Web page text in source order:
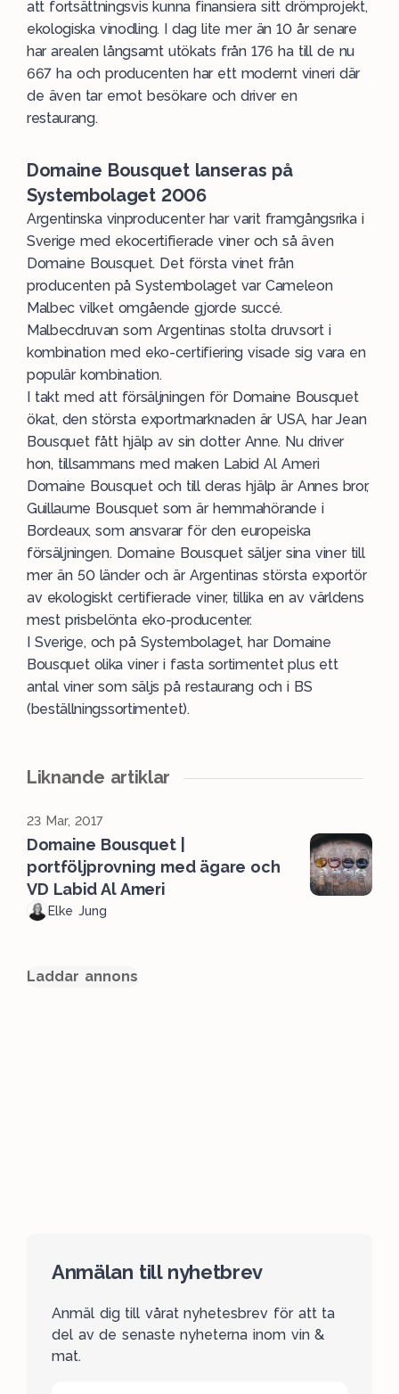
att fortsättningsvis kunna finansiera sitt drömprojekt,
ekologiska vinodling. I dag lite mer än 10 år senare
har arealen långsamt utökats från 176 ha till de nu
667 ha och producenten har ett modernt vineri där
de även tar emot besökare och driver en
restaurang.
Domaine Bousquet lanseras på
Systembolaget 2006
Argentinska vinproducenter har varit framgångsrika i
Sverige med ekocertifierade viner och så även
Domaine Bousquet. Det första vinet från
producenten på Systembolaget var Cameleon
Malbec vilket omgående gjorde succé.
Malbecdruvan som Argentinas stolta druvsort i
kombination med eko-certifiering visade sig vara en
populär kombination.
I takt med att försäljningen för Domaine Bousquet
ökat, den största exportmarknaden är USA, har Jean
Bousquet fått hjälp av sin dotter Anne. Nu driver
hon, tillsammans med maken Labid Al Ameri
Domaine Bousquet och till deras hjälp är Annes bror,
Guillaume Bousquet som är hemmahörande i
Bordeaux, som ansvarar för den europeiska
försäljningen. Domaine Bousquet säljer sina viner till
mer än 50 länder och är Argentinas största exportör
av ekologiskt certifierade viner, tillika en av världens
mest prisbelönta eko-producenter.
I Sverige, och på Systembolaget, har Domaine
Bousquet olika viner i fasta sortimentet plus ett
antal viner som säljs på restaurang och i BS
(beställningssortimentet).
Liknande artiklar
23 Mar, 2017
Domaine Bousquet |
portföljprovning med ägare och
VD Labid Al Ameri
Elke Jung
Laddar annons
Anmälan till nyhetbrev
Anmäl dig till vårat nyhetesbrev för att ta
del av de senaste nyheterna inom vin &
mat.